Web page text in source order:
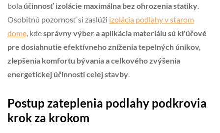
bola účinnosť izolácie maximálna bez ohrozenia statiky.
Osobitnú pozornosť si zaslúži izolácia podlahy v starom
dome, kdesprávny výber a aplikácia materiálu sú kľúčové
pre dosiahnutie efektívneho zníženia tepelných únikov,
zlepšenia komfortu bývania a celkového zvýšenia
energetickej účinnosti celej stavby.
Postup zateplenia podlahy podkrovia
krok za krokom